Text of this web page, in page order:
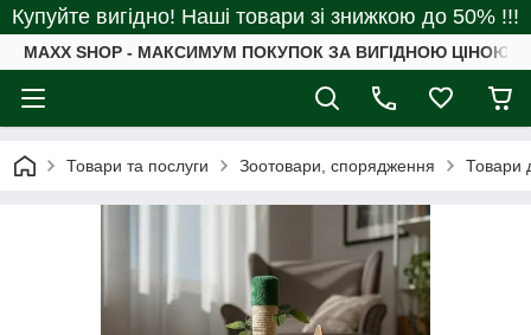
Купуйте вигідно! Наші товари зі знижкою до 50% !!!
MAXX SHOP - МАКСИМУМ ПОКУПОК ЗА ВИГІДНОЮ ЦІНОЮ
Товари та послуги Зоотовари, спорядження Товари